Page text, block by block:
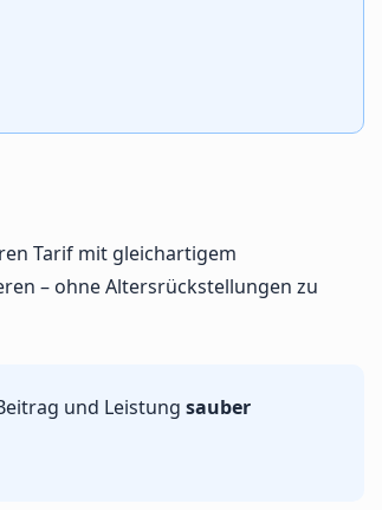
Tarif mit gleichartigem
– ohne Altersrückstellungen zu
und Leistung sauber